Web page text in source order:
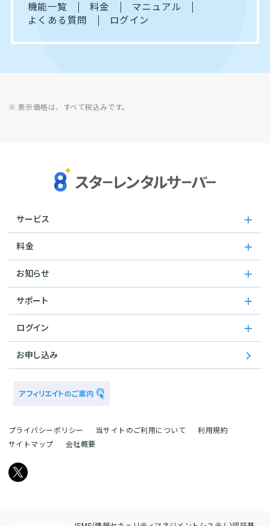
機能一覧 料金
マニュアル
よくある質問
ログイン
※ 表示価格は、すべて税込みです。
サービス
料金
お知らせ
サポート
ログイン
お申し込み
プライバシーポリシー 当サイトのご利用について
利用規約
サイトマップ
会社概要